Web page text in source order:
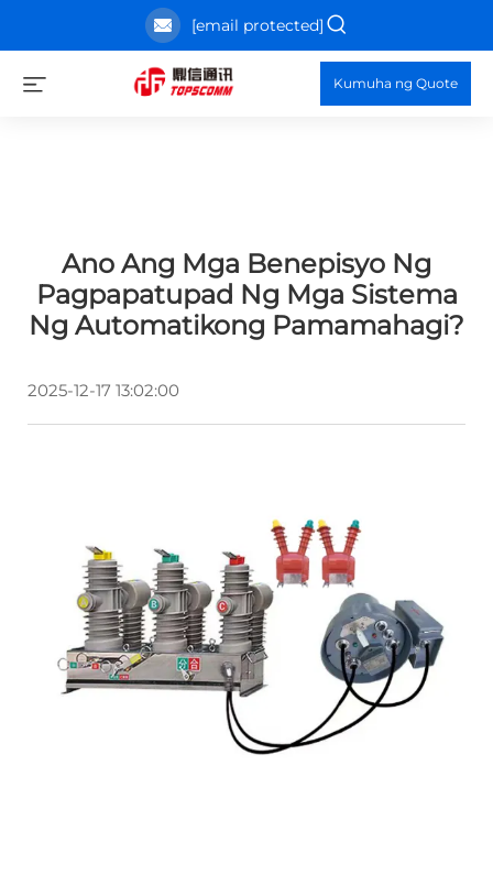
[email protected]
Kumuha ng Quote
Ano Ang Mga Benepisyo Ng
Pagpapatupad Ng Mga Sistema
Ng Automatikong Pamamahagi?
2025-12-17 13:02:00